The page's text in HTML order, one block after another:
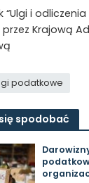
“Ulgi i
Krajową
podatkowe
spodobać